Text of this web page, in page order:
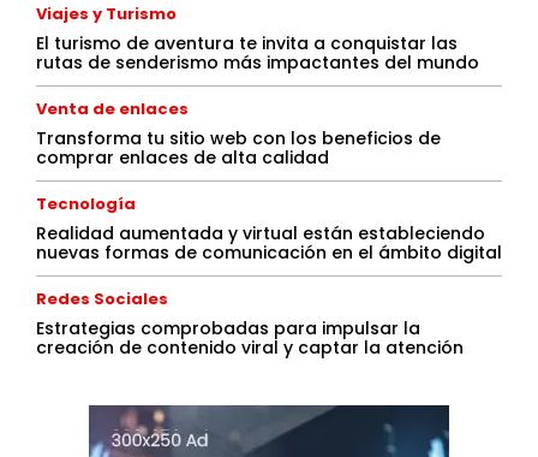
Viajes y Turismo
El turismo de aventura te invita a conquistar las
rutas de senderismo más impactantes del mundo
Venta de enlaces
Transforma tu sitio web con los beneficios de
comprar enlaces de alta calidad
Tecnología
Realidad aumentada y virtual están estableciendo
nuevas formas de comunicación en el ámbito digital
Redes Sociales
Estrategias comprobadas para impulsar la
creación de contenido viral y captar la atención